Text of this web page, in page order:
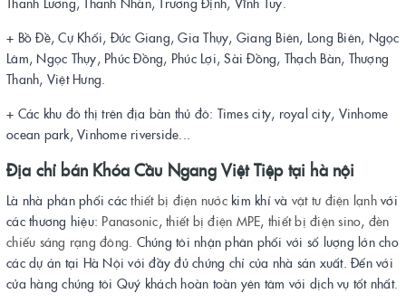
+ Bồ Đề, Cự Khối, Đức Giang, Gia Thụy, Giang Biên, Long Biên, Ngọc
Lâm, Ngọc Thụy, Phúc Đồng, Phúc Lợi, Sài Đồng, Thạch Bàn, Thượng
Thanh, Việt Hưng.
+ Các khu đô thị trên địa bàn thủ đô: Times city, royal city, Vinhome
ocean park, Vinhome riverside...
Địa chỉ bán Khóa Cầu Ngang Việt Tiệptại hà nội
Là nhà phân phối cácthiết bị điện nướckim khí và vật tư điện lạnhvới
các thương hiệu: Panasonic, thiết bị điện MPE, thiết bị điện sino, đèn
chiếu sáng rạng đông. Chúng tôi nhận phân phối với số lượng lớn cho
các dự án tại Hà Nội với đầy đủ chứng chỉ của nhà sản xuất. Đến với
cửa hàng chúng tôi Quý khách hoàn toàn yên tâm với dịch vụ tốt nhất.